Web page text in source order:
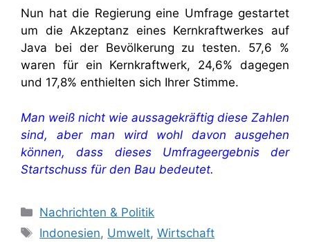
Nun hat die Regierung eine Umfrage gestartet
um die Akzeptanz eines Kernkraftwerkes auf
Java bei der Bevölkerung zu testen. 57,6 %
waren für ein Kernkraftwerk, 24,6% dagegen
und 17,8% enthielten sich Ihrer Stimme.
Man weiß nicht wie aussagekräftig diese Zahlen
sind, aber man wird wohl davon ausgehen
können, dass dieses Umfrageergebnis der
Startschuss für den Bau bedeutet.
Kategorien
Nachrichten & Politik
Schlagwörter
Indonesien, Umwelt,Wirtschaft